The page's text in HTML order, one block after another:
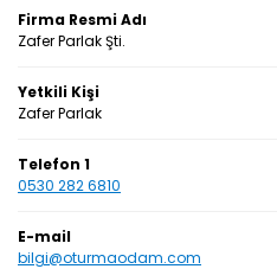
Firma Resmi Adı
Zafer Parlak Şti.
Yetkili Kişi
Zafer Parlak
Telefon 1
0530 282 6810
E-mail
bilgi@oturmaodam.com